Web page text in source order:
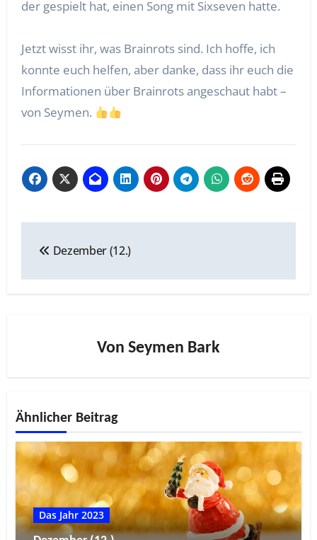
der gespielt hat, einen Song mit Sixseven hatte.
Jetzt wisst ihr, was Brainrots sind. Ich hoffe, ich
konnte euch helfen, aber danke, dass ihr euch die
Informationen über Brainrots angeschaut habt –
von Seymen.
Dezember (12.)
Von Seymen Bark
Ähnlicher Beitrag
Das Jahr 2023